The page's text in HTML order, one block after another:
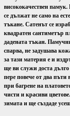
висококачествен
се дължат не само на
тъкане. Сатенът се
квадратен сантиметър
дадената тъкан.
спарва, не задушава
за тази материя е и
ще ви служи доста
пере повече от два
при багрене на
чисти и красиви цветове.
зимата и ще създаде